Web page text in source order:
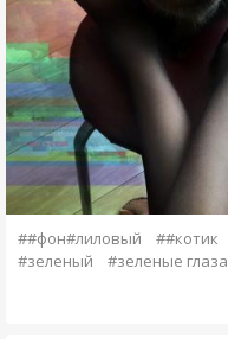
##фон#лиловый ##котик
#зеленый
#зеленые глаза